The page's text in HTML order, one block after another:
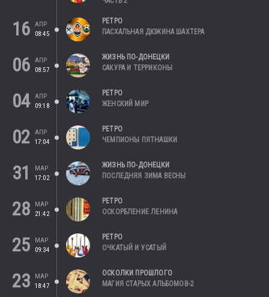
16
АПР
08:45
РЕТРО
ПАСХАЛЬНАЯ ДЮЖИНА ШАХТЕРА
06
АПР
08:57
ЖИЗНЬ ПО-ДОНЕЦКИ
САКУРА И ТЕРРИКОНЫ
04 АПР
09:18
РЕТРО
ЖЕНСКИЙ МИР
02
АПР
17:04
РЕТРО
ЧЕМПИОНЫ ПЯТНАШКИ
31
МАР
17:02
ЖИЗНЬ ПО-ДОНЕЦКИ
ПОСЛЕДНЯЯ ЗИМА ВЕСНЫ
28
МАР
21:42
РЕТРО
ОСКОРБЛЕНИЕ ЛЕНИНА
25
МАР
09:34
РЕТРО
ОЧКАТЫЙ И УСАТЫЙ
23
МАР
18:47
ОСКОЛКИ ПРОШЛОГО
МАГИЯ СТАРЫХ АЛЬБОМОВ-2